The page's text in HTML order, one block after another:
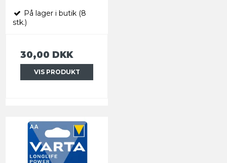
På lager i butik (8
stk.)
30,00 DKK
VIS PRODUKT